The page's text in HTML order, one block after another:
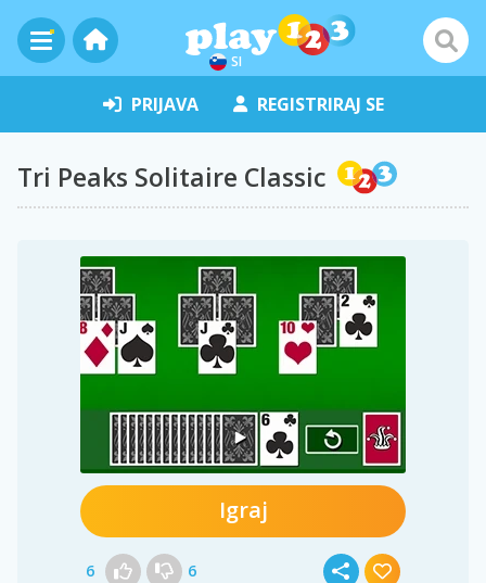
SI
PRIJAVA REGISTRIRAJ SE
Tri Peaks Solitaire Classic
Igraj
6 6